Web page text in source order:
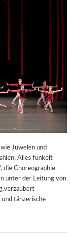
Juwelen und
Alles funkelt
die Choreographie,
unter der Leitung von
und tänzerische